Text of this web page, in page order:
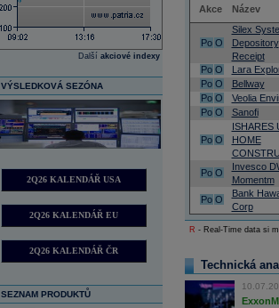
Další akciové indexy
VÝSLEDKOVÁ SEZÓNA
2Q26 KALENDÁŘ USA
2Q26 KALENDÁŘ EU
2Q26 KALENDÁŘ ČR
SEZNAM PRODUKTŮ
Akce Název
Po O
Silex
Depository
Receipt
Po O Lara
Po O Bellway
Po O Veolia
Po O Sanofi
Po O
ISHARES
HOME
Po O
Invesco
Momentm
Po O
Bank
Corp
R - Real-Time data si
Technická